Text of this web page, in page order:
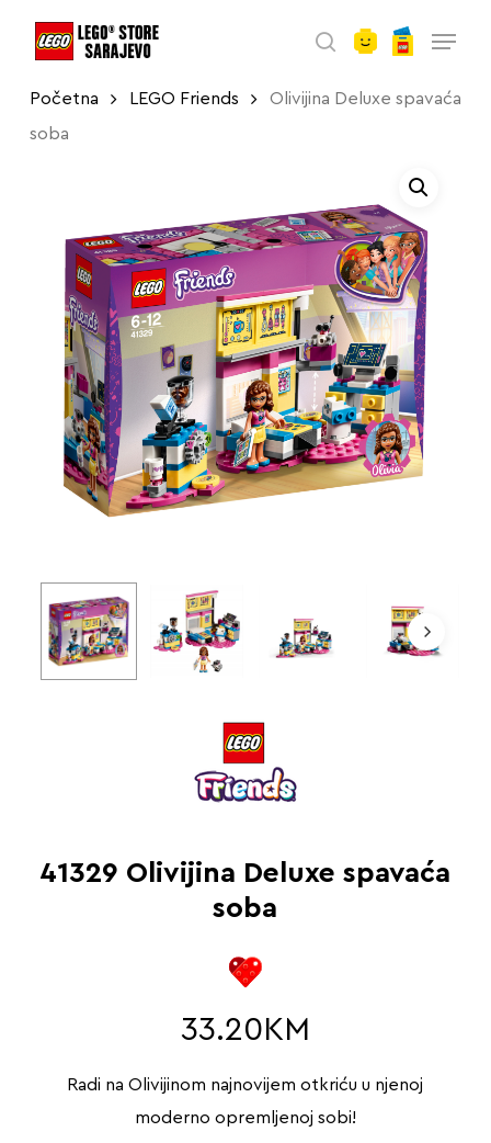
search
Početna LEGO Friends Olivijina Deluxe spavaća
soba
41329 Olivijina Deluxe spavaća
soba
33.20 KM
Radi na Olivijinom najnovijem otkriću u njenoj
moderno opremljenoj sobi!